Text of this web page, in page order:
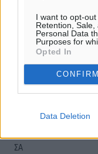
I want to opt-out
Retention,
Personal Data
Purposes for
Opted In
CONFIRM
Data Deletion
km/h
°
06:17
πρόγνωση:
ΣΑ